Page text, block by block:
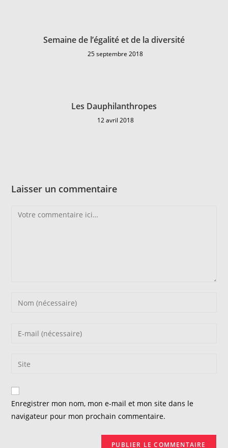
Semaine de l’égalité et de la diversité
25 septembre 2018
Les Dauphilanthropes
12 avril 2018
Laisser un commentaire
Comment
Enter
Enter
address
comment
Saisir
de
votre
(facultatif)
Enregistrer mon nom, mon e-mail et mon site dans le
navigateur pour mon prochain commentaire.